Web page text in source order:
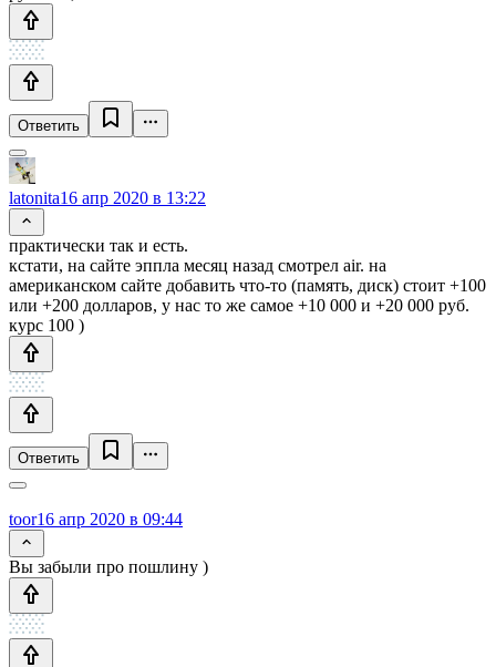
Ответить
latonita16 апр 2020 в 13:22
практически так и есть.
кстати, на сайте эппла месяц назад смотрел air. на
американском сайте добавить что-то (память, диск) стоит +100
или +200 долларов, у нас то же самое +10 000 и +20 000 руб.
курс 100 )
Ответить
toor16 апр 2020 в 09:44
Вы забыли про пошлину )